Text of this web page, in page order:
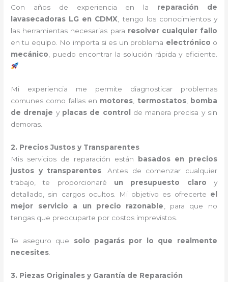
Con años de experiencia en la reparación de
lavasecadoras LG en CDMX , tengo los conocimientos y
las herramientas necesarias para resolver cualquier fallo
en tu equipo. No importa si es un problema electrónico o
mecánico , puedo encontrar la solución rápida y eficiente.
Mi experiencia me permite diagnosticar problemas
comunes como fallas en motores termostatos,
bomba
de drenaje y placas de control
de manera precisa y sin
demoras.
2. Precios Justos y Transparentes
Mis servicios de reparación están
basados en precios
justos y transparentes . Antes de comenzar cualquier
trabajo, te proporcionaré un presupuesto claro y
detallado, sin cargos ocultos. Mi objetivo es ofrecerte el
mejor servicio a un precio razonable , para que no
tengas que preocuparte por costos imprevistos.
Te aseguro que solo pagarás por lo que realmente
necesites
3. Piezas Originales y Garantía de Reparación